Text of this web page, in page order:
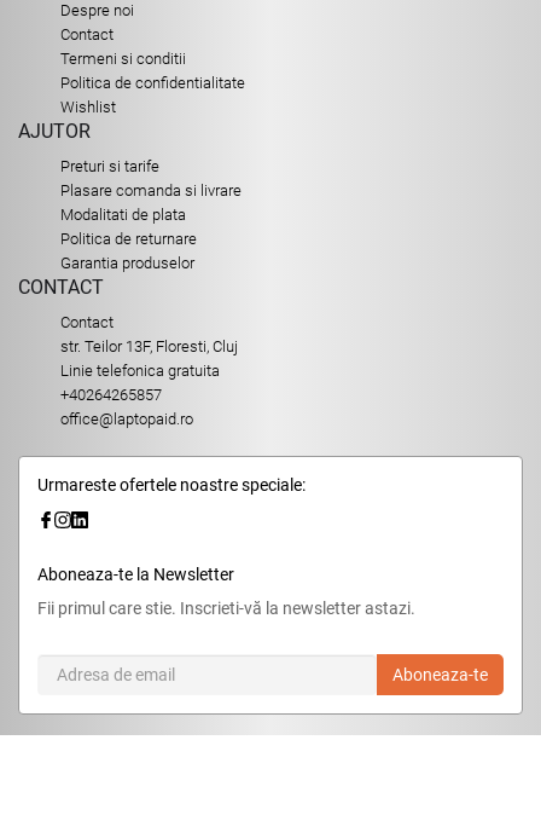
Despre noi
Contact
Termeni si conditii
Politica de confidentialitate
Wishlist
AJUTOR
Preturi si tarife
Plasare comanda si livrare
Modalitati de plata
Politica de returnare
Garantia produselor
CONTACT
Contact
str. Teilor 13F, Floresti, Cluj
Linie telefonica gratuita
+40264265857
office@laptopaid.ro
Urmareste ofertele noastre speciale:
Aboneaza-te la Newsletter
Fii primul care stie. Inscrieti-vă la newsletter astazi.
Aboneaza-te